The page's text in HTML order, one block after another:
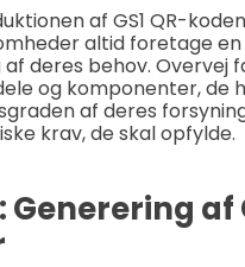
af GS1 QR-
altid foretage
deres behov. Overvej
og komponenter, de
af deres
krav, de skal opfylde.
Generering af